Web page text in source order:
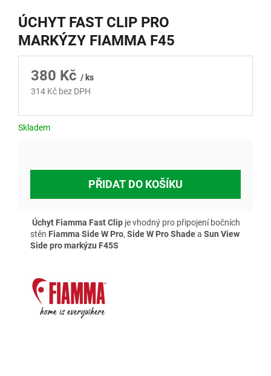
ÚCHYT FAST CLIP PRO
MARKÝZY FIAMMA F45
380 Kč / ks
314 Kč bez DPH
Skladem
PŘIDAT DO KOŠÍKU
Úchyt Fiamma Fast Clip je vhodný pro připojení bočních
stěn Fiamma Side W Pro, Side W Pro Shadea Sun View
Side pro markýzu F45S